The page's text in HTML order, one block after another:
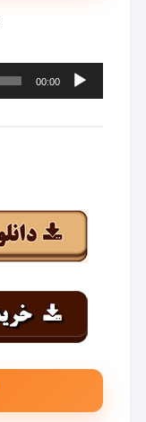
پخش‌کننده
صوت
00:00